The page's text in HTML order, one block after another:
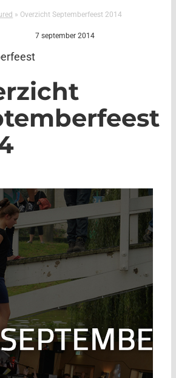
» Overzicht Septemberfeest 2014
7 september 2014